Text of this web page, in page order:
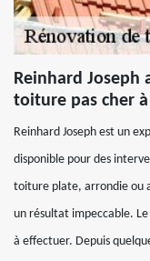
Reinhard Joseph
toiture pas cher à
Reinhard Joseph est un
disponible pour des
toiture plate, arrondie ou
un résultat impeccable.
à effectuer. Depuis